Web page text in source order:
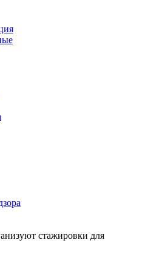
стажировки для